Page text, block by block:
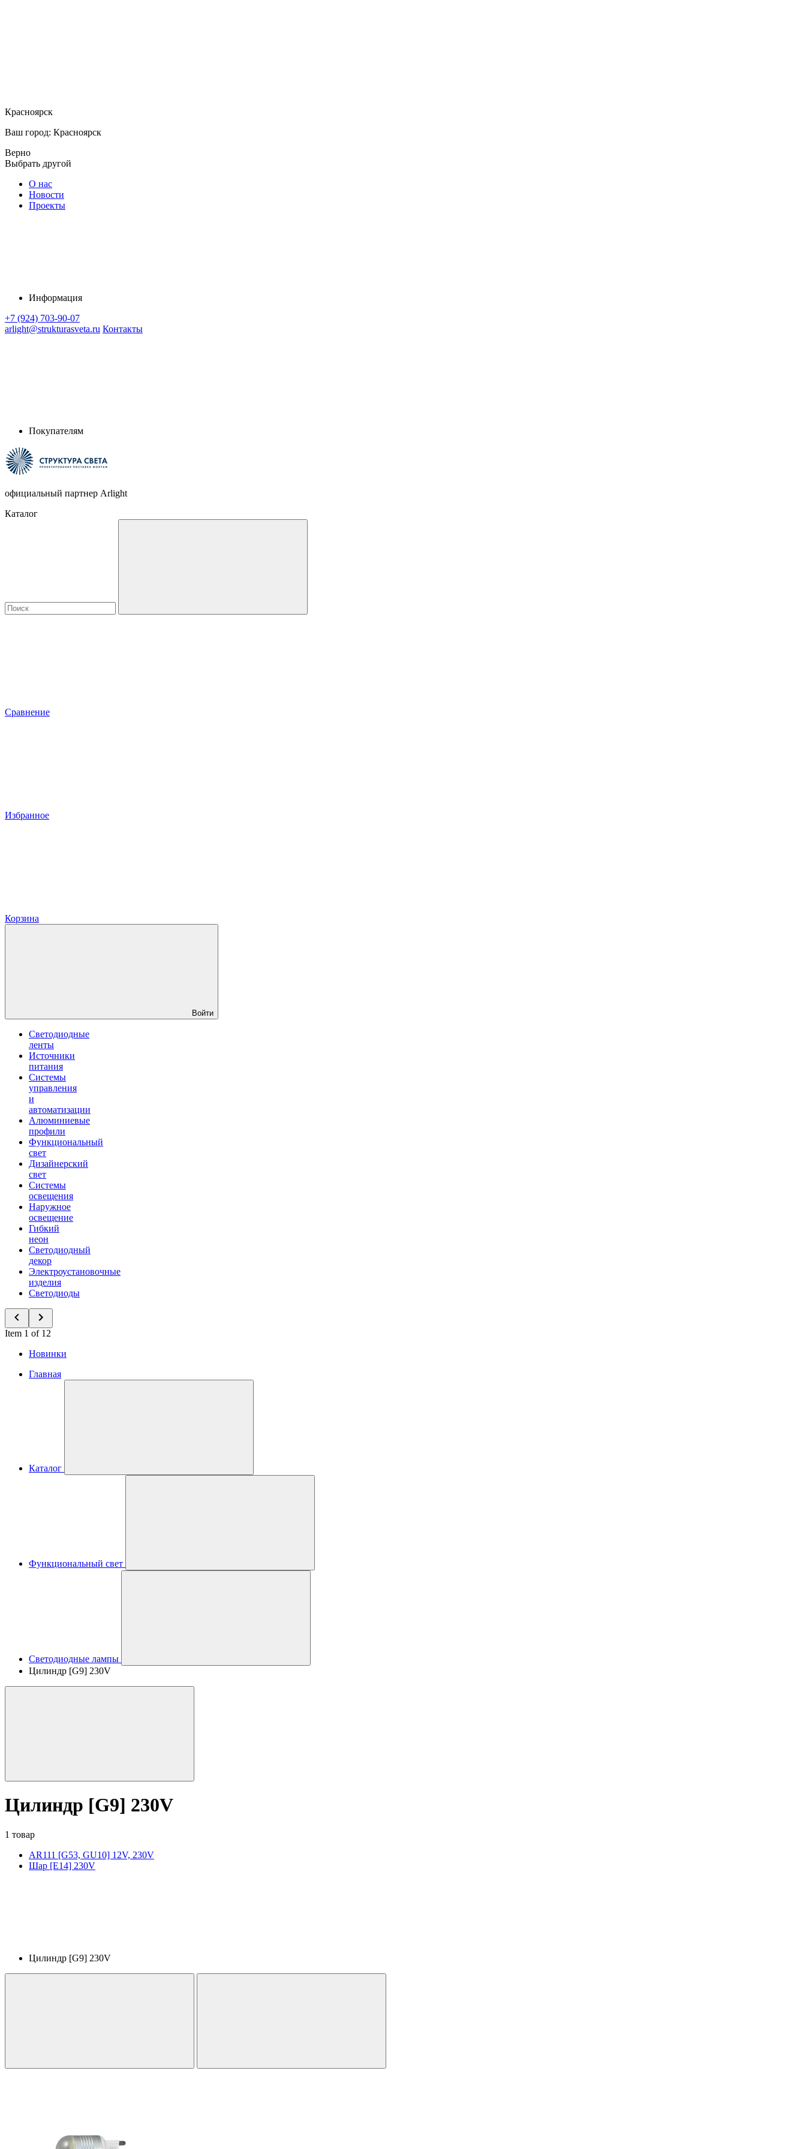
Красноярск
Ваш город: Красноярск
Верно
Выбрать другой
О нас
Новости
Проекты
Информация
+7 (924) 703-90-07
arlight@strukturasveta.ru Контакты
Покупателям
официальный партнер Arlight
Каталог
Сравнение
Избранное
Корзина
Войти
Светодиодные
ленты
Источники
питания
Системы
управления
и
автоматизации
Алюминиевые
профили
Функциональный
свет
Дизайнерский
свет
Системы
освещения
Наружное
освещение
Гибкий
неон
Светодиодный
декор
Электроустановочные
изделия
Светодиоды
Item 1 of 12
Новинки
Главная
Каталог
Функциональный свет
Светодиодные лампы
Цилиндр [G9] 230V
Цилиндр [G9] 230V
1 товар
AR111 [G53, GU10] 12V, 230V
Шар [E14] 230V
Цилиндр [G9] 230V